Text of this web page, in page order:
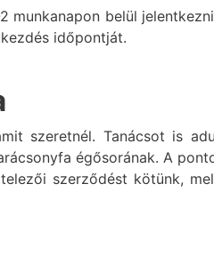
belül
időpontját.
szeretnél. Tanácsot is
égősorának. A
szerződést kötünk,